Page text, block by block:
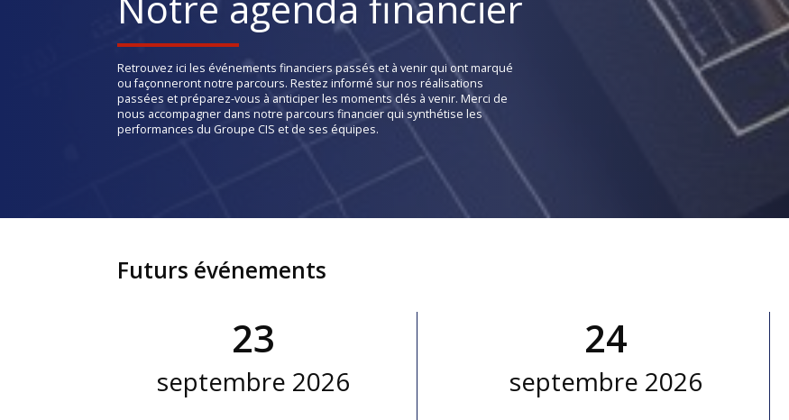
Retrouvez ici les événements financiers passés et à venir qui ont marqué
ou façonneront notre parcours. Restez informé sur nos réalisations
passées et préparez-vous à anticiper les moments clés à venir. Merci de
nous accompagner dans notre parcours financier qui synthétise les
performances du Groupe CIS et de ses équipes.
Futurs événements
23
septembre 2026
24
septembre 2026